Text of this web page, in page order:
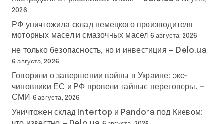
2026
РФ уничтожила склад немецкого производителя
моторных масел и смазочных масел 6 августа, 2026
не только безопасность, но и инвестиция — Delo.ua
6 августа, 2026
Говорили о завершении войны в Украине: экс-
чиновники ЕС и РФ провели тайные переговоры, —
СМИ
6 августа, 2026
Уничтожен склад Intertop и Pandora под Киевом: